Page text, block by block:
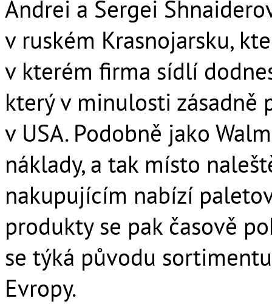
Andrei a Sergei
v ruském Krasnojarsku,
v kterém firma sídlí
který v minulosti zásadně
v USA. Podobně jako
náklady, a tak místo
nakupujícím nabízí
produkty se pak časově
se týká původu
Evropy.